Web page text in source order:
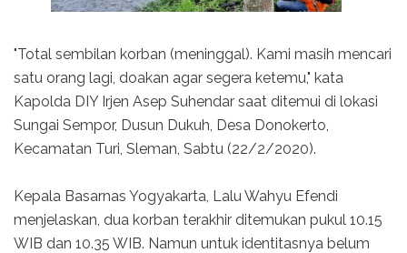
"Total sembilan korban (meninggal). Kami masih mencari
satu orang lagi, doakan agar segera ketemu," kata
Kapolda DIY Irjen Asep Suhendar saat ditemui di lokasi
Sungai Sempor, Dusun Dukuh, Desa Donokerto,
Kecamatan Turi, Sleman, Sabtu (22/2/2020).
Kepala Basarnas Yogyakarta, Lalu Wahyu Efendi
menjelaskan, dua korban terakhir ditemukan pukul 10.15
WIB dan 10.35 WIB. Namun untuk identitasnya belum